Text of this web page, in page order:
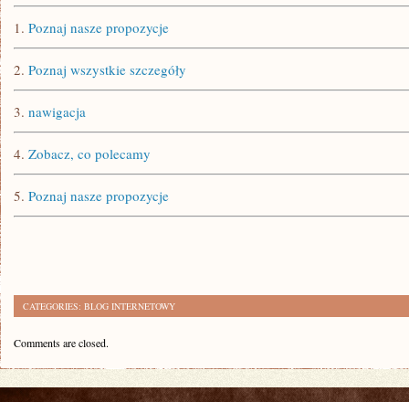
1. Poznaj nasze propozycje
2. Poznaj wszystkie szczegóły
3. nawigacja
4. Zobacz, co polecamy
5. Poznaj nasze propozycje
CATEGORIES: BLOG INTERNETOWY
Comments are closed.